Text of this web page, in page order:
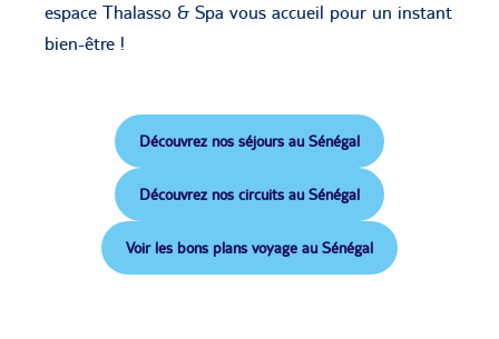
espace Thalasso & Spa vous accueil pour un instant
bien-être !
Découvrez nos séjours au Sénégal
Découvrez nos circuits au Sénégal
Voir les bons plans voyage au Sénégal